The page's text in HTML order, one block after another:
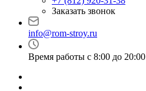
Заказать звонок
info@rom-stroy.ru
Время работы с 8:00 до 20:00